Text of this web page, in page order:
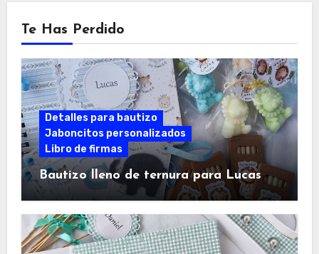
Te Has Perdido
Detalles para bautizo
Jaboncitos personalizados
Libro de firmas
Bautizo lleno de ternura para Lucas